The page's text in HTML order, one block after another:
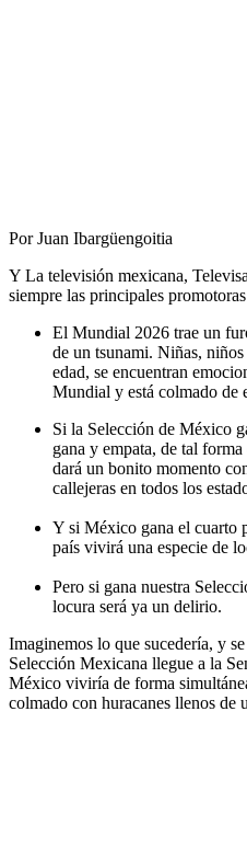
Por Juan Ibargüengoitia
Y La televisión mexicana,
siempre las principales
El Mundial 2026 trae un
de un tsunami. Niñas,
edad, se encuentran
Mundial y está colmado de
Si la Selección de México
gana y empata, de tal
dará un bonito momento
callejeras en todos los
Y si México gana el cuarto
país vivirá una especie de
Pero si gana nuestra
locura será ya un delirio.
Imaginemos lo que sucedería, y
Selección Mexicana llegue a la
México viviría de forma
colmado con huracanes llenos de